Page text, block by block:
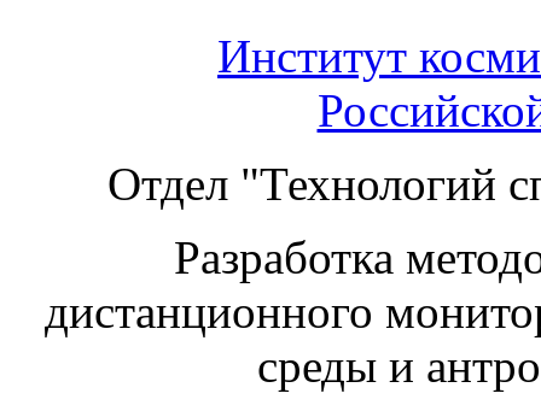
Институт
Отдел "Технологий
Разработка
дистанционного
среды и